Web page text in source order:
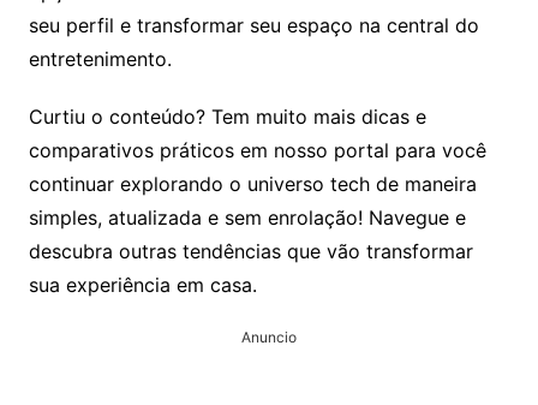
seu perfil e transformar seu espaço na central do
entretenimento.
Curtiu o conteúdo? Tem muito mais dicas e
comparativos práticos em nosso portal para você
continuar explorando o universo tech de maneira
simples, atualizada e sem enrolação! Navegue e
descubra outras tendências que vão transformar
sua experiência em casa.
Anuncio